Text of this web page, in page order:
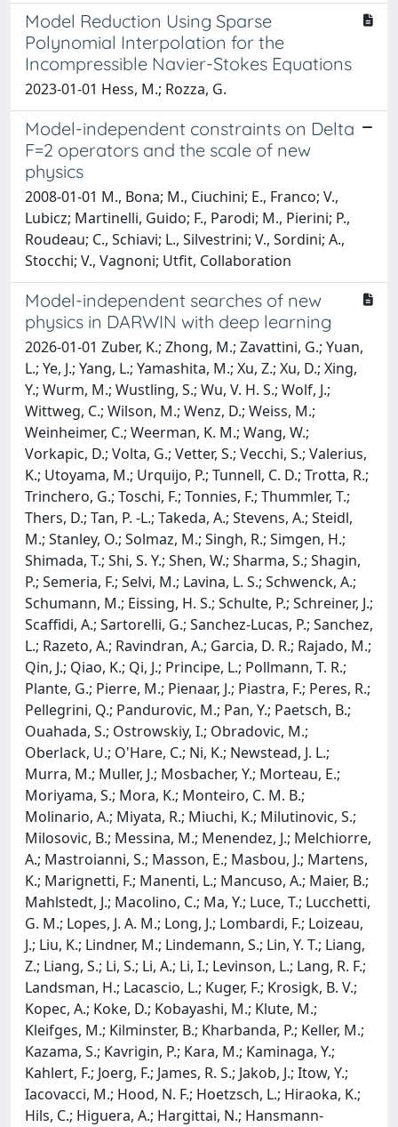
Model Reduction Using Sparse
Polynomial Interpolation for the
Incompressible Navier-Stokes Equations
2023-01-01 Hess, M.; Rozza, G.
Model-independent constraints on Delta
F=2 operators and the scale of new
physics
2008-01-01 M., Bona; M., Ciuchini; E., Franco; V.,
Lubicz; Martinelli, Guido; F., Parodi; M., Pierini; P.,
Roudeau; C., Schiavi; L., Silvestrini; V., Sordini; A.,
Stocchi; V., Vagnoni; Utfit, Collaboration
Model-independent searches of new
physics in DARWIN with deep learning
2026-01-01 Zuber, K.; Zhong, M.; Zavattini, G.; Yuan,
L.; Ye, J.; Yang, L.; Yamashita, M.; Xu, Z.; Xu, D.; Xing,
Y.; Wurm, M.; Wustling, S.; Wu, V. H. S.; Wolf, J.;
Wittweg, C.; Wilson, M.; Wenz, D.; Weiss, M.;
Weinheimer, C.; Weerman, K. M.; Wang, W.;
Vorkapic, D.; Volta, G.; Vetter, S.; Vecchi, S.; Valerius,
K.; Utoyama, M.; Urquijo, P.; Tunnell, C. D.; Trotta, R.;
Trinchero, G.; Toschi, F.; Tonnies, F.; Thummler, T.;
Thers, D.; Tan, P. -L.; Takeda, A.; Stevens, A.; Steidl,
M.; Stanley, O.; Solmaz, M.; Singh, R.; Simgen, H.;
Shimada, T.; Shi, S. Y.; Shen, W.; Sharma, S.; Shagin,
P.; Semeria, F.; Selvi, M.; Lavina, L. S.; Schwenck, A.;
Schumann, M.; Eissing, H. S.; Schulte, P.; Schreiner, J.;
Scaffidi, A.; Sartorelli, G.; Sanchez-Lucas, P.; Sanchez,
L.; Razeto, A.; Ravindran, A.; Garcia, D. R.; Rajado, M.;
Qin, J.; Qiao, K.; Qi, J.; Principe, L.; Pollmann, T. R.;
Plante, G.; Pierre, M.; Pienaar, J.; Piastra, F.; Peres, R.;
Pellegrini, Q.; Pandurovic, M.; Pan, Y.; Paetsch, B.;
Ouahada, S.; Ostrowskiy, I.; Obradovic, M.;
Oberlack, U.; O'Hare, C.; Ni, K.; Newstead, J. L.;
Murra, M.; Muller, J.; Mosbacher, Y.; Morteau, E.;
Moriyama, S.; Mora, K.; Monteiro, C. M. B.;
Molinario, A.; Miyata, R.; Miuchi, K.; Milutinovic, S.;
Milosovic, B.; Messina, M.; Menendez, J.; Melchiorre,
A.; Mastroianni, S.; Masson, E.; Masbou, J.; Martens,
K.; Marignetti, F.; Manenti, L.; Mancuso, A.; Maier, B.;
Mahlstedt, J.; Macolino, C.; Ma, Y.; Luce, T.; Lucchetti,
G. M.; Lopes, J. A. M.; Long, J.; Lombardi, F.; Loizeau,
J.; Liu, K.; Lindner, M.; Lindemann, S.; Lin, Y. T.; Liang,
Z.; Liang, S.; Li, S.; Li, A.; Li, I.; Levinson, L.; Lang, R. F.;
Landsman, H.; Lacascio, L.; Kuger, F.; Krosigk, B. V.;
Kopec, A.; Koke, D.; Kobayashi, M.; Klute, M.;
Kleifges, M.; Kilminster, B.; Kharbanda, P.; Keller, M.;
Kazama, S.; Kavrigin, P.; Kara, M.; Kaminaga, Y.;
Kahlert, F.; Joerg, F.; James, R. S.; Jakob, J.; Itow, Y.;
Iacovacci, M.; Hood, N. F.; Hoetzsch, L.; Hiraoka, K.;
Hils, C.; Higuera, A.; Hargittai, N.; Hansmann-